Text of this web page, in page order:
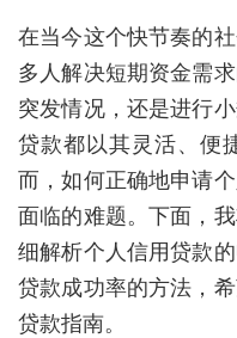
在当今这个快节奏的
多人解决短期资金需
突发情况，还是进行
贷款都以其灵活、便
而，如何正确地申请
面临的难题。下面，
细解析个人信用贷款
贷款成功率的方法，
贷款指南。